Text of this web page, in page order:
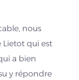
nous
Lietot qui est
a bien
y répondre